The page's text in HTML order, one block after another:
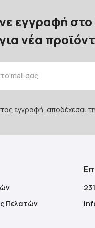
εγγραφή
νέα
εγγραφή, αποδέχεσαι
Πελατών